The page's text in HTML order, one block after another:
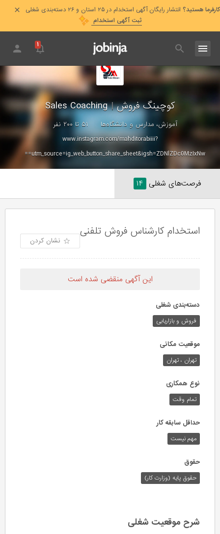
کارفرما هستید؟ انتشار رایگان آگهی استخدام در ۲۵ استان و ۲۶ دسته‌بندی شغلی
ثبت آگهی استخدام
۱
کوچینگ فروش|
Sales Coaching
آموزش، مدارس و دانشگاه‌ها
۵۱ تا ۲۰۰ نفر
www.instagram.com/mahditorabiiii?
utm_source=ig_web_button_share_sheet&igsh=ZDNlZDc0MzIxNw==
فرصت‌های شغلی ۱۴
استخدام کارشناس فروش تلفنی
نشان کردن
این آگهی منقضی شده است
دسته‌بندی شغلی
فروش و بازاریابی
موقعیت مکانی
تهران ، تهران
نوع همکاری
تمام وقت
حداقل سابقه کار
مهم نیست
حقوق
حقوق پایه (وزارت کار)
شرح موقعیت شغلی